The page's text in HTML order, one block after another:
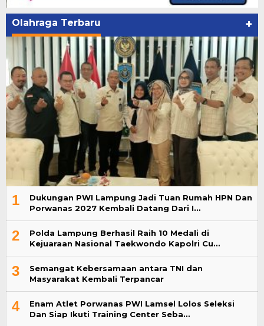
Olahraga Terbaru +
1
Dukungan PWI Lampung Jadi Tuan Rumah HPN Dan
Porwanas 2027 Kembali Datang Dari I…
2
Polda Lampung Berhasil Raih 10 Medali di
Kejuaraan Nasional Taekwondo Kapolri Cu…
3
Semangat Kebersamaan antara TNI dan
Masyarakat Kembali Terpancar
4
Enam Atlet Porwanas PWI Lamsel Lolos Seleksi
Dan Siap Ikuti Training Center Seba…